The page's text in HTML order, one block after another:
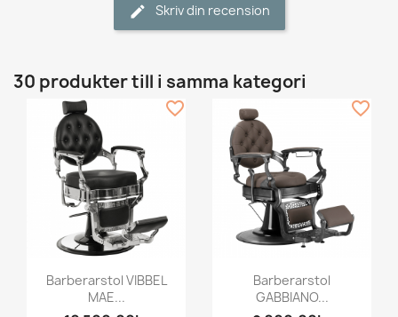
Skriv din recension
30 produkter till i samma kategori
Barberarstol VIBBEL
MAE...
favorite_border
Barberarstol
GABBIANO...
favorite_border